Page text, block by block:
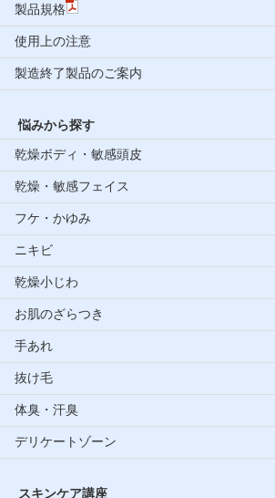
製品規格
使用上の注意
製造終了製品のご案内
悩みから探す
乾燥ボディ・敏感頭皮
乾燥・敏感フェイス
フケ・かゆみ
ニキビ
乾燥小じわ
お肌のざらつき
手あれ
抜け毛
体臭・汗臭
デリケートゾーン
スキンケア講座